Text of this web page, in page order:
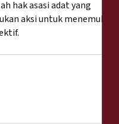
hak asasi adat yang
aksi untuk menemukan